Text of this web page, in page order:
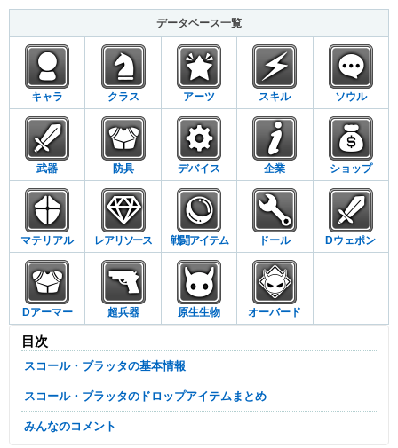
データベース一覧
キャラ クラス アーツ スキル ソウル
武器 防具 デバイス 企業 ショップ
マテリアル レアリソース 戦闘アイテム ドール Dウェポン
Dアーマー 超兵器 原生生物 オーバード
目次
スコール・ブラッタの基本情報
スコール・ブラッタのドロップアイテムまとめ
みんなのコメント